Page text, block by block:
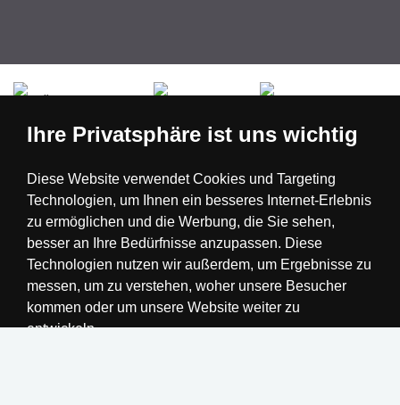
Nederland
Ihre Privatsphäre ist uns wichtig
Diese Website verwendet Cookies und Targeting
Technologien, um Ihnen ein besseres Internet-Erlebnis
zu ermöglichen und die Werbung, die Sie sehen,
besser an Ihre Bedürfnisse anzupassen. Diese
Technologien nutzen wir außerdem, um Ergebnisse zu
messen, um zu verstehen, woher unsere Besucher
kommen oder um unsere Website weiter zu
entwickeln.